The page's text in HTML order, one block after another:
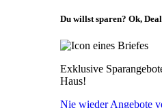
Du willst sparen? Ok,
Exklusive
Haus!
Nie wieder Angebote